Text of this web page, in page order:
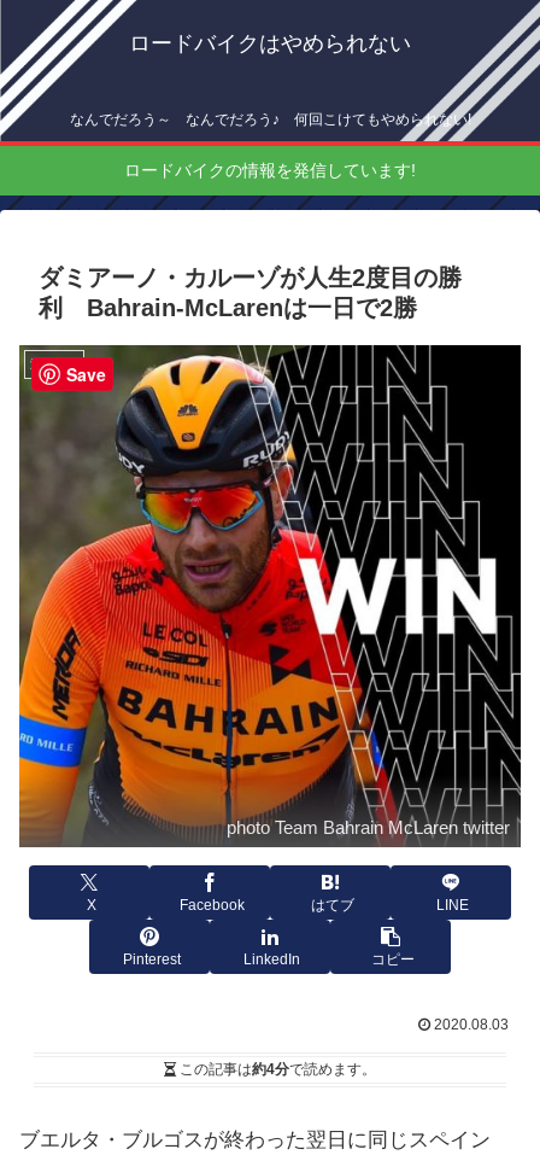
ロードバイクはやめられない
なんでだろう～ なんでだろう♪ 何回こけてもやめられない!
ロードバイクの情報を発信しています!
ダミアーノ・カルーゾが人生2度目の勝
利 Bahrain-McLarenは一日で2勝
海外情報
photo Team Bahrain McLaren twitter
X Facebook はてブ LINE
Pinterest LinkedIn コピー
2020.08.03
この記事は約4分で読めます。
ブエルタ・ブルゴスが終わった翌日に同じスペイン
Save